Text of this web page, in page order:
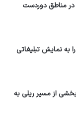
در مناطق دوردست
به نمایش تبلیغاتی
از مسیر ریلی به